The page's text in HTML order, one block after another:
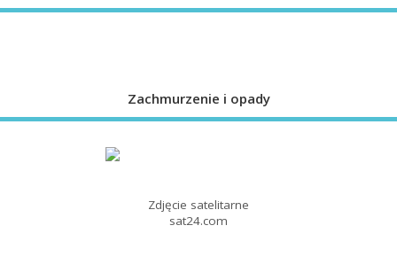
Zachmurzenie i opady
Zdjęcie satelitarne
sat24.com